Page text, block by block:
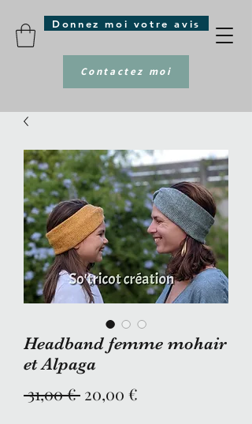
Contactez moi
Donnez moi votre avis
Headband femme mohair
et Alpaga
31,00 € Prix
20,00 €